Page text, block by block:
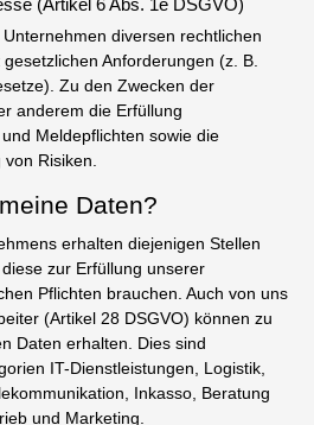
diversen rechtlichen
Anforderungen (z. B.
Zu den Zwecken der
anderem die Erfüllung
Meldepflichten sowie die
Risiken.
Daten?
erhalten diejenigen Stellen
zur Erfüllung unserer
Pflichten brauchen. Auch von uns
(Artikel 28 DSGVO) können zu
Daten erhalten. Dies sind
IT-Dienstleistungen, Logistik,
Inkasso, Beratung
und Marketing.